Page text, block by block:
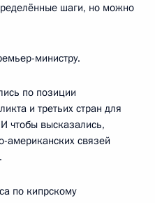
шаги, но можно
министру.
по позиции
и третьих стран для
чтобы высказались,
американских связей
по кипрскому